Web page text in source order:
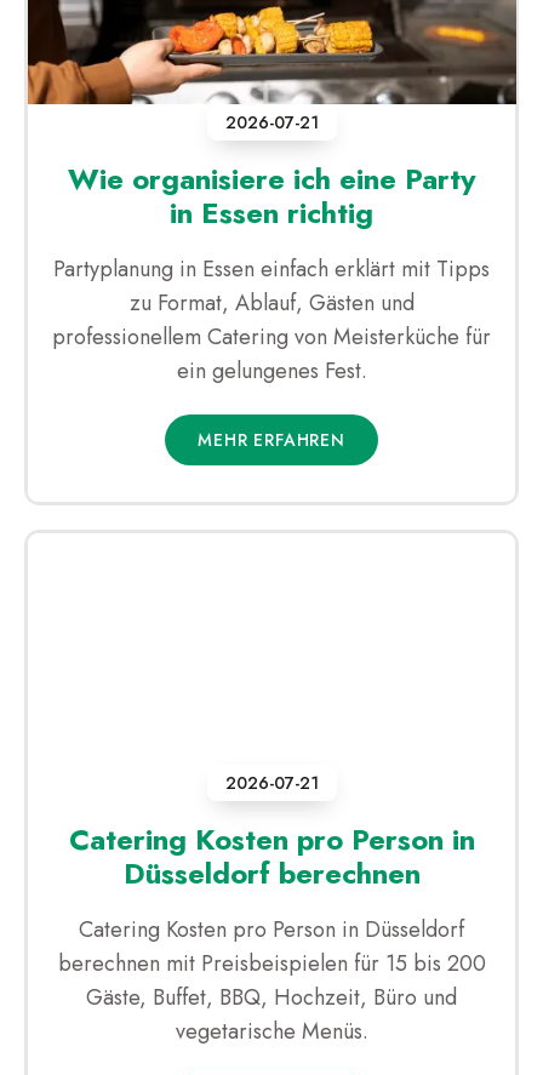
2026-07-21
Wie organisiere ich eine Party
in Essen richtig
Partyplanung in Essen einfach erklärt mit Tipps
zu Format, Ablauf, Gästen und
professionellem Catering von Meisterküche für
ein gelungenes Fest.
MEHR ERFAHREN
2026-07-21
Catering Kosten pro Person in
Düsseldorf berechnen
Catering Kosten pro Person in Düsseldorf
berechnen mit Preisbeispielen für 15 bis 200
Gäste, Buffet, BBQ, Hochzeit, Büro und
vegetarische Menüs.